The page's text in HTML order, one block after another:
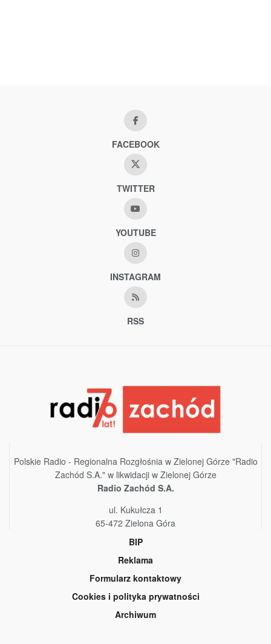
FACEBOOK
TWITTER
YOUTUBE
INSTAGRAM
RSS
Polskie Radio - Regionalna Rozgłośnia w Zielonej Górze "Radio
Zachód S.A." w likwidacji w Zielonej Górze
Radio Zachód S.A.
ul. Kukułcza 1
65-472 Zielona Góra
BIP
Reklama
Formularz kontaktowy
Cookies i polityka prywatności
Archiwum